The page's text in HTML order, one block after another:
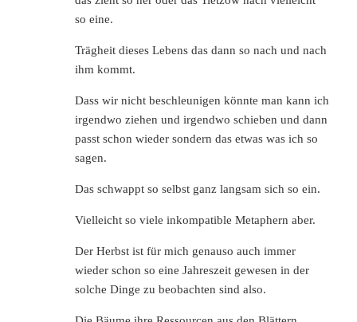
so eine.
Trägheit dieses Lebens das dann so nach und nach
ihm kommt.
Dass wir nicht beschleunigen könnte man kann ich
irgendwo ziehen und irgendwo schieben und dann
passt schon wieder sondern das etwas was ich so
sagen.
Das schwappt so selbst ganz langsam sich so ein.
Vielleicht so viele inkompatible Metaphern aber.
Der Herbst ist für mich genauso auch immer
wieder schon so eine Jahreszeit gewesen in der
solche Dinge zu beobachten sind also.